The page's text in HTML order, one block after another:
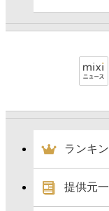
ランキ
提供元